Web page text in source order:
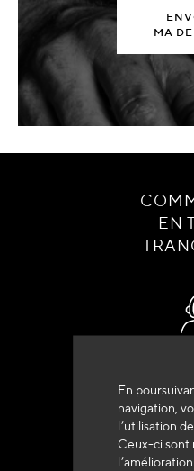
En
navigation,
l’utilisation
Ceux-ci sont
MA
EN
+33 (0)4 79